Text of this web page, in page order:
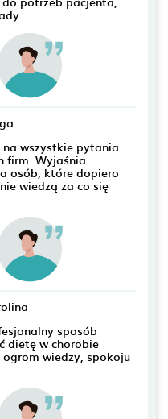
wszystkie pytania
firm. Wyjaśnia
osób, które dopiero
wiedzą za co się
sposób
dietę w chorobie
wiedzy, spokoju